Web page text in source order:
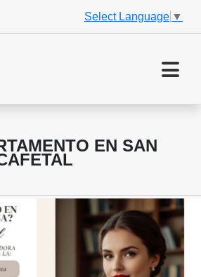
Select Language ▼
EN SAN